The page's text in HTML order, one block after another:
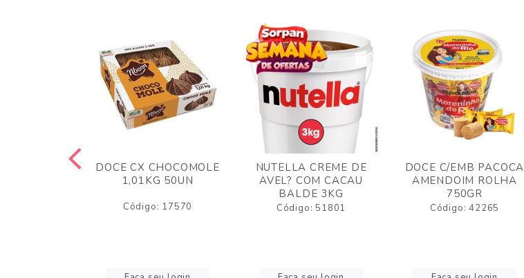
DOCE CX CHOCOMOLE
1,01KG 50UN
Código: 17570
NUTELLA CREME DE
AVEL? COM CACAU
BALDE 3KG
Código: 51801
DOCE C/EMB PACOCA
AMENDOIM ROLHA
750GR
Código: 42265